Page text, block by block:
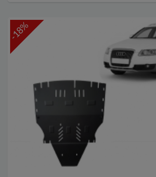
-18%